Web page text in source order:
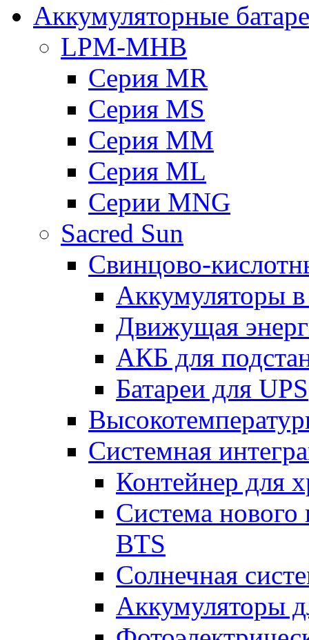
Аккумуляторные
LPM-MHB
Серия MR
Серия MS
Серия MM
Серия ML
Серии MNG
Sacred Sun
Свинцово-
Аккумуляторы
Движущая
АКБ для
Батареи для UPS
Системная
Контейнер для
Система нового
BTS
Солнечная
Аккумуляторы